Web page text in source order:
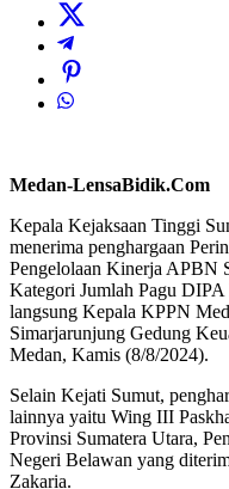
Medan-LensaBidik.Com
Kepala Kejaksaan Tinggi
menerima penghargaan
Pengelolaan Kinerja APBN
Kategori Jumlah Pagu
langsung Kepala KPPN
Simarjarunjung Gedung
Medan, Kamis (8/8/2024).
Selain Kejati Sumut,
lainnya yaitu Wing III
Provinsi Sumatera Utara,
Negeri Belawan yang
Zakaria.